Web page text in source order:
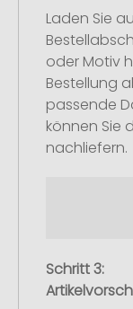
Laden Sie
oder Motiv
Bestellung
passende
können Sie
nachliefern.
Schritt 3: